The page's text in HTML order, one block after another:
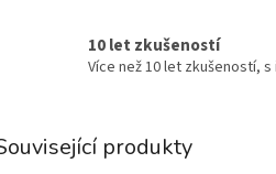
10 let zkušeností
Více než 10 let zkušeností,
produkty